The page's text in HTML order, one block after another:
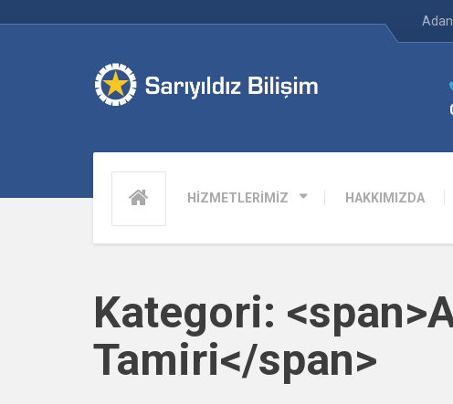
HİZMETLERİMİZ HAKKIMIZDA
Kategori:
Tamiri</span>